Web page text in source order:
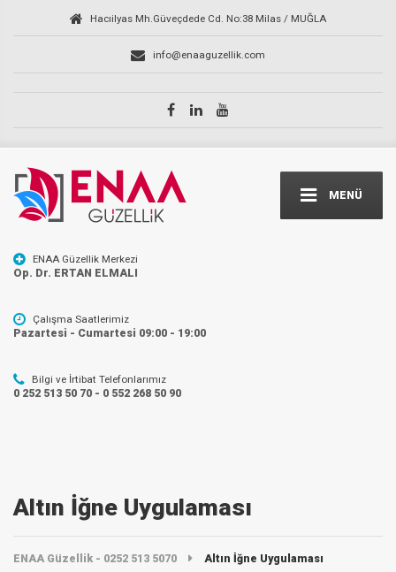
Hacıilyas Mh.Güveçdede Cd. No:38 Milas / MUĞLA
info@enaaguzellik.com
MENÜ
ENAA Güzellik Merkezi
Op. Dr. ERTAN ELMALI
Çalışma Saatlerimiz
Pazartesi - Cumartesi 09:00 - 19:00
Bilgi ve İrtibat Telefonlarımız
0 252 513 50 70 - 0 552 268 50 90
Altın İğne Uygulaması
ENAA Güzellik - 0252 513 5070 Altın İğne Uygulaması